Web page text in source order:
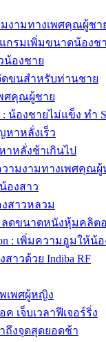
ามงามทางเพศคุณผู้ชา
แกรมเพิ่มขนาดน้องช
น้องชาย
จัดขนสำหรับท่านชาย
พศคุณผู้ชาย
: น้องชายไม่แข็ง ทำ
หาหลั่งเร็ว
าหลั่งช้าเกินไป
: ความงามทางเพศคุณ
องสาว
งสาวหลวม
: ลดขนาดหนังหุ้มคลิ
: เพิ่มความอูมให้น้
สาวด้วย Indiba RF
พเพศผู้หญิง
ค เจ็บเวลาฟีเจอร์ริ่ง
าถึงจุดสุดยอดช้า